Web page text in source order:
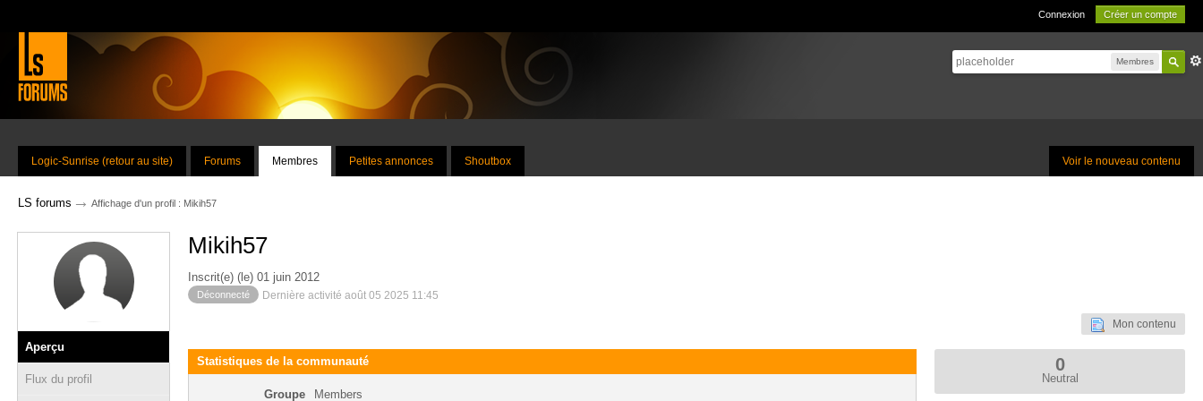
Connexion Créer un compte
Membres
Voir le nouveau contenu
Logic-Sunrise (retour au site) Forums Membres Petites annonces Shoutbox
LS forums → Affichage d'un profil : Mikih57
Aperçu
Flux du profil
Mikih57
Inscrit(e) (le) 01 juin 2012
Déconnecté Dernière activité août 05 2025 11:45
Mon contenu
Statistiques de la communauté
Groupe Members
0
Neutral